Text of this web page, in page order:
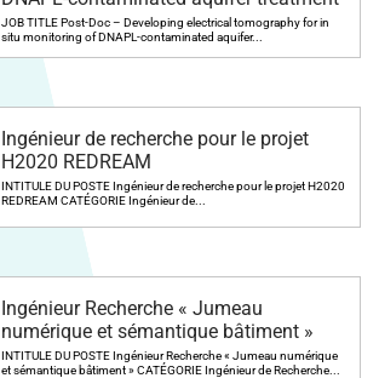
JOB TITLE Post-Doc – Developing electrical tomography for in
situ monitoring of DNAPL-contaminated aquifer...
Ingénieur de recherche pour le projet
H2020 REDREAM
INTITULE DU POSTE Ingénieur de recherche pour le projet H2020
REDREAM CATÉGORIE Ingénieur de...
Ingénieur Recherche « Jumeau
numérique et sémantique bâtiment »
INTITULE DU POSTE Ingénieur Recherche « Jumeau numérique
et sémantique bâtiment » CATÉGORIE Ingénieur de Recherche...